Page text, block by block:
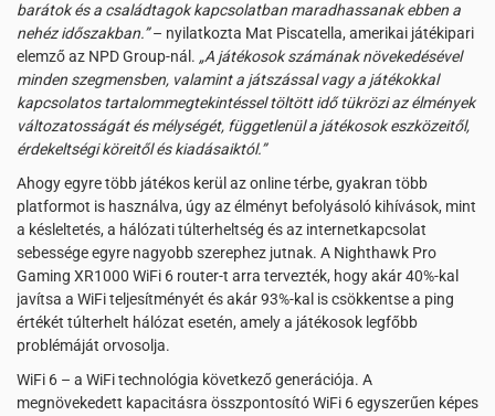
barátok és a családtagok kapcsolatban maradhassanak ebben a
nehéz időszakban.”– nyilatkozta Mat Piscatella, amerikai játékipari
elemző az NPD Group-nál. „A játékosok számának növekedésével
minden szegmensben, valamint a játszással vagy a játékokkal
kapcsolatos tartalommegtekintéssel töltött idő tükrözi az élmények
változatosságát és mélységét, függetlenül a játékosok eszközeitől,
érdekeltségi köreitől és kiadásaiktól.”
Ahogy egyre több játékos kerül az online térbe, gyakran több
platformot is használva, úgy az élményt befolyásoló kihívások, mint
a késleltetés, a hálózati túlterheltség és az internetkapcsolat
sebessége egyre nagyobb szerephez jutnak. A Nighthawk Pro
Gaming XR1000 WiFi 6 router-t arra tervezték, hogy akár 40%-kal
javítsa a WiFi teljesítményét és akár 93%-kal is csökkentse a ping
értékét túlterhelt hálózat esetén, amely a játékosok legfőbb
problémáját orvosolja.
WiFi 6 – a WiFi technológia következő generációja. A
megnövekedett kapacitásra összpontosító WiFi 6 egyszerűen képes